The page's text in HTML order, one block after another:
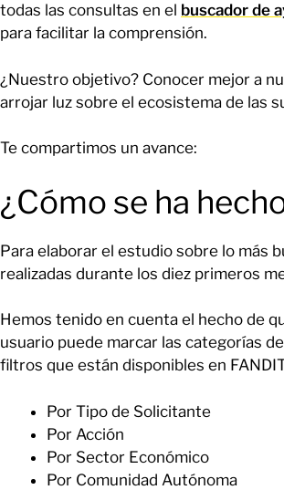
todas las consultas en el buscador de
para facilitar la comprensión.
¿Nuestro objetivo? Conocer mejor a
arrojar luz sobre el ecosistema de las
Te compartimos un avance:
¿Cómo se ha
Para elaborar el estudio sobre lo más
realizadas durante los diez primeros
Hemos tenido en cuenta el hecho de
usuario puede marcar las categorías
filtros que están disponibles en
Por Tipo de Solicitante
Por Acción
Por Sector Económico
Por Comunidad Autónoma